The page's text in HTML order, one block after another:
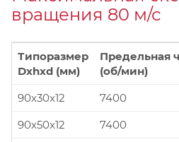
вращения 80 м/с
Типоразмер
Dxhxd (мм)
Предельная
(об/мин)
90x30x12
7400
90x50x12
7400